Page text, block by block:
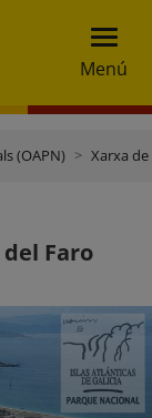
Menú
(OAPN) Xarxa
Faro